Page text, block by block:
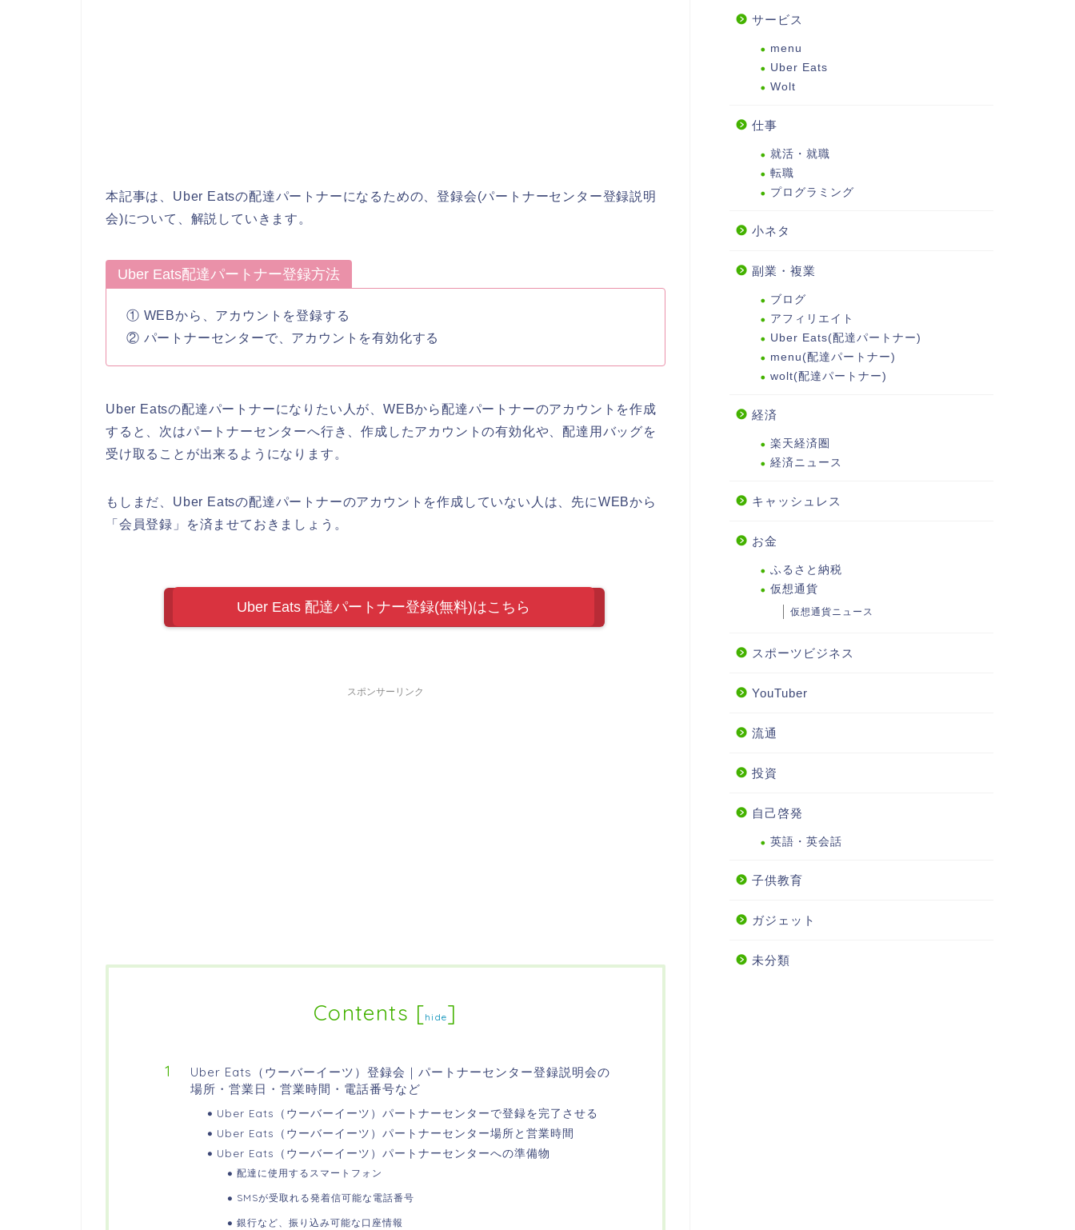
本記事は、Uber Eatsの配達パートナーになるための、登録会(パートナーセンター登録説明
会)について、解説していきます。
Uber Eats配達パートナー登録方法
① WEBから、アカウントを登録する
② パートナーセンターで、アカウントを有効化する
Uber Eatsの配達パートナーになりたい人が、WEBから配達パートナーのアカウントを作成
すると、次はパートナーセンターへ行き、作成したアカウントの有効化や、配達用バッグを
受け取ることが出来るようになります。
もしまだ、Uber Eatsの配達パートナーのアカウントを作成していない人は、先にWEBから
「会員登録」を済ませておきましょう。
Uber Eats 配達パートナー登録(無料)はこちら
スポンサーリンク
Contents [hide]
Uber Eats（ウーバーイーツ）登録会｜パートナーセンター登録説明会の
場所・営業日・営業時間・電話番号など
Uber Eats（ウーバーイーツ）パートナーセンターで登録を完了させる
Uber Eats（ウーバーイーツ）パートナーセンター場所と営業時間
Uber Eats（ウーバーイーツ）パートナーセンターへの準備物
配達に使用するスマートフォン
SMSが受取れる発着信可能な電話番号
銀行など、振り込み可能な口座情報
サービス
menu
Uber Eats
Wolt
仕事
就活・就職
転職
プログラミング
小ネタ
副業・複業
ブログ
アフィリエイト
Uber Eats(配達パートナー)
menu(配達パートナー)
wolt(配達パートナー)
経済
楽天経済圏
経済ニュース
キャッシュレス
お金
ふるさと納税
仮想通貨
仮想通貨ニュース
スポーツビジネス
YouTuber
流通
投資
自己啓発
英語・英会話
子供教育
ガジェット
未分類